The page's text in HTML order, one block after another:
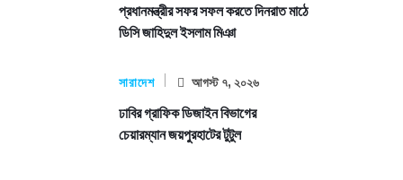
প্রধানমন্ত্রীর সফর সফল করতে দিনরাত মাঠে
ডিসি জাহিদুল ইসলাম মিঞা
সারাদেশ আগস্ট ৭, ২০২৬
ঢাবির গ্রাফিক ডিজাইন বিভাগের
চেয়ারম্যান জয়পুরহাটের টুটুল